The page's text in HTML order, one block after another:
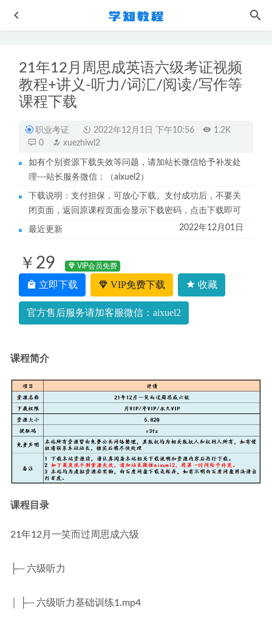
21年12月周思成英语六级考证视频
教程+讲义-听力/词汇/阅读/写作等
课程下载
职业考证 2022年12月1日 下午10:56
1.2K
0
xuezhiwl2
如有个别资源下载失效等问题，请加站长微信给予补发处
理---站长服务微信：（aixuel2）
下载说明：支付担保，可放心下载。支付成功后，不要关
闭页面，返回原课程页面会显示下载密码，点击下载即可
最近更新 2022年12月01日
￥29 VIP会员免费
立即下载 VIP免费下载 收藏
官方售后服务请加客服微信：aixuel2
课程简介
课程目录
21年12月一笑而过周思成六级
├─ 六级听力
│ ├─ 六级听力基础训练1.mp4
猿辅导高中语文网课2023成瑞瑞高三语文一轮视频教程+讲
义（暑假班+秋季班） 2022-12-05
2023国家玮高考语文第一二三四阶段课程+讲义
作业帮高中英语网课2023袁惠高三英语a+一轮复习视频教程
+讲义（暑假班+秋季班） 2022-12-17
马继华：5G机遇创业布局与思考
2023-06-02
13